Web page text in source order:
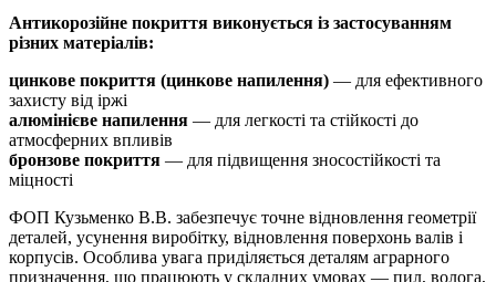
Антикорозійне покриття виконується із застосуванням
різних матеріалів:
цинкове покриття (цинкове напилення) — для ефективного
захисту від іржі
алюмінієве напилення — для легкості та стійкості до
атмосферних впливів
бронзове покриття — для підвищення зносостійкості та
міцності
ФОП Кузьменко В.В. забезпечує точне відновлення геометрії
деталей, усунення виробітку, відновлення поверхонь валів і
корпусів. Особлива увага приділяється деталям аграрного
призначення, що працюють у складних умовах — пил, волога,